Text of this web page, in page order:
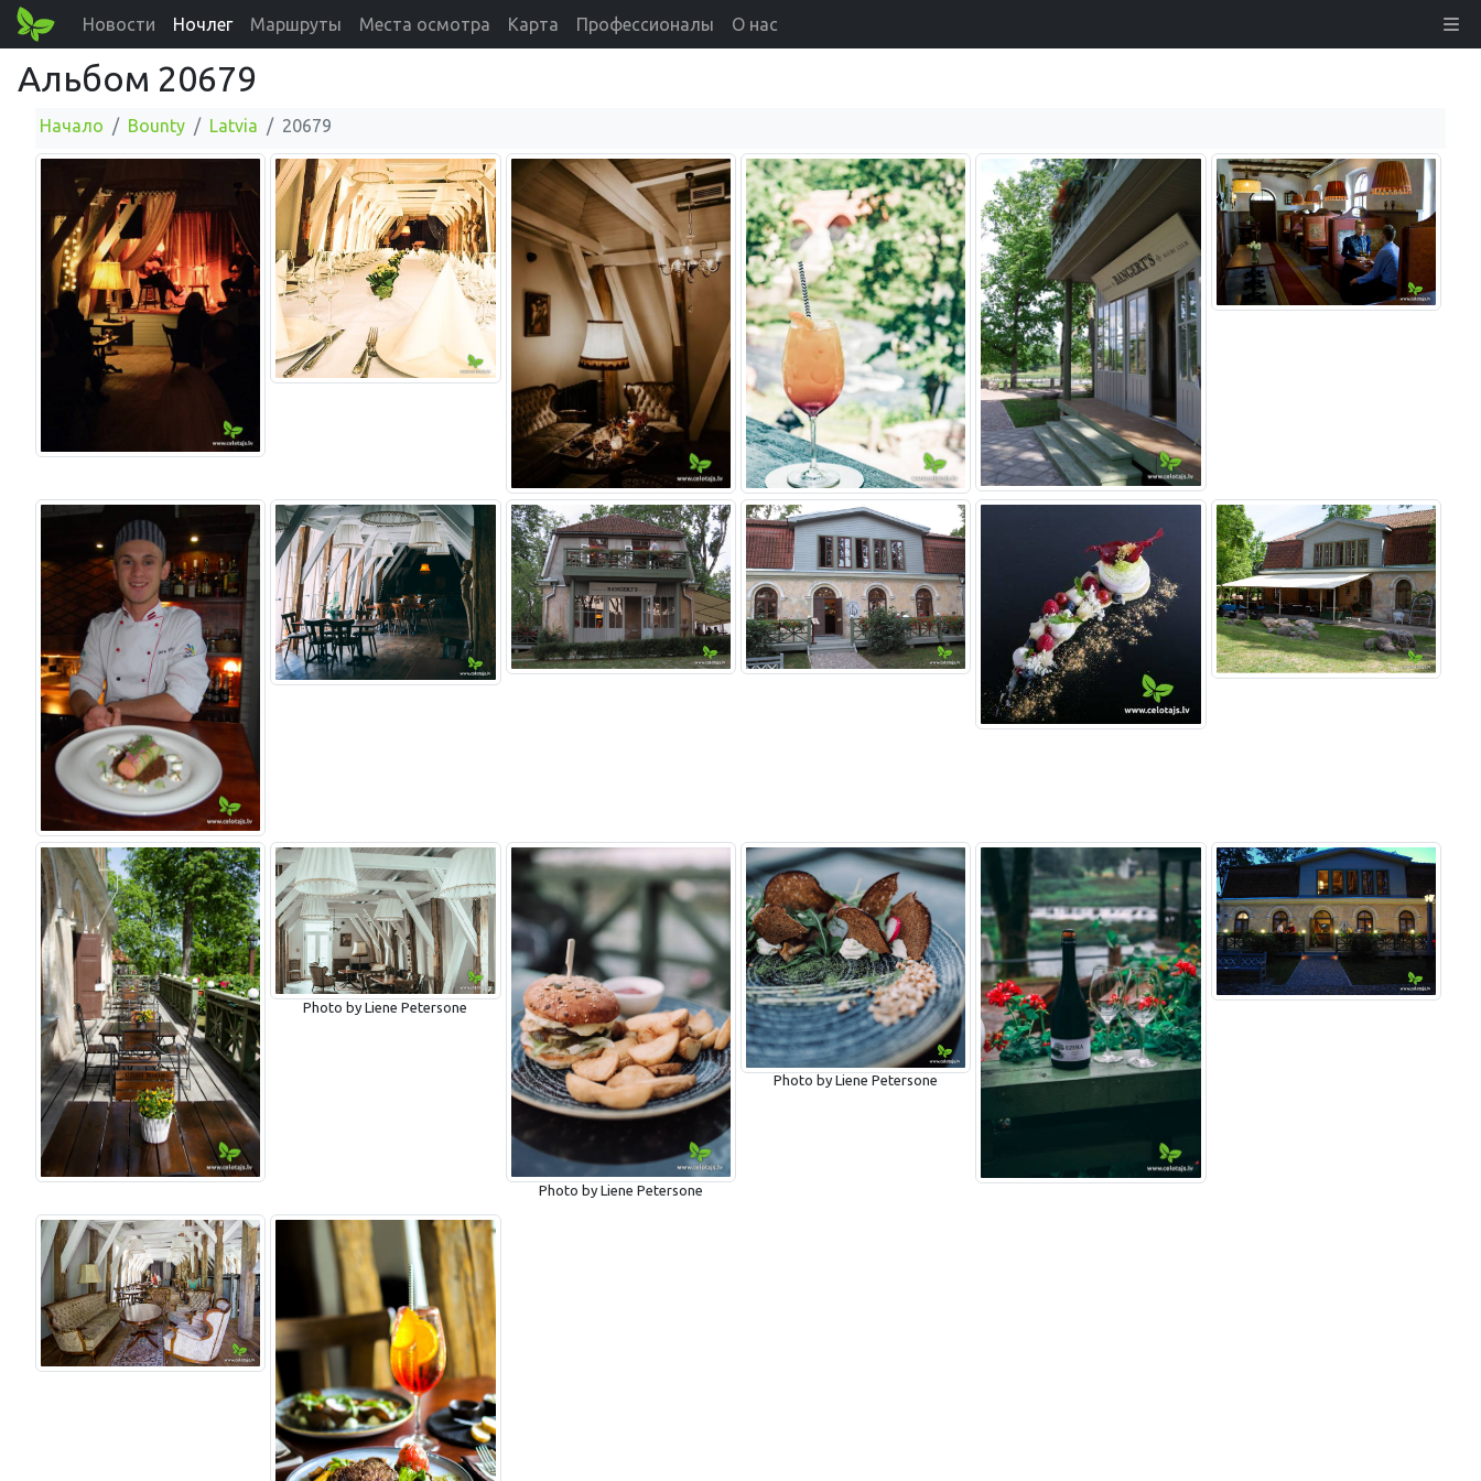
Новости Ночлег Маршруты Места осмотра Карта Профессионалы О нас
Альбом 20679
Начало Bounty Latvia 20679
Photo by Liene Petersone
Photo by Liene Petersone
Photo by Liene Petersone